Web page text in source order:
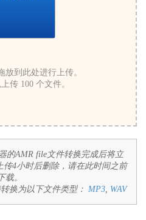
放到此处进行上传。
传 100 个文件。
的AMR file文件转换完成后将立
4小时后删除，请在此时间之前
载。
换为以下文件类型： MP3, WAV